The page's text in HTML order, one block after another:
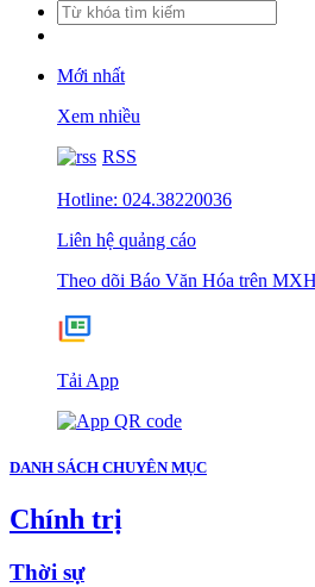
Mới nhất
Xem nhiều
RSS
Hotline: 024.38220036
Liên hệ quảng cáo
Theo dõi Báo Văn Hóa trên MXH
Tải App
DANH SÁCH CHUYÊN MỤC
Chính trị
Thời sự